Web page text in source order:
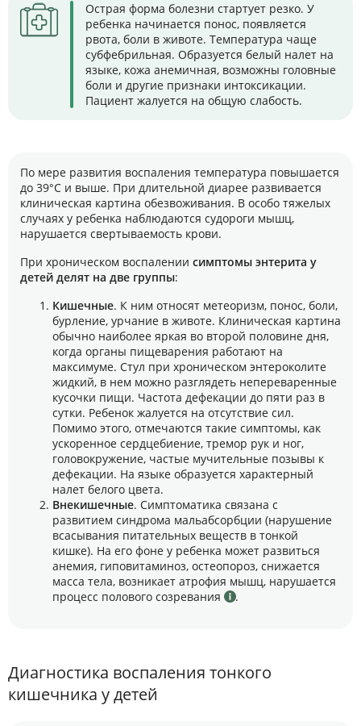
Острая форма болезни стартует резко. У
ребенка начинается понос, появляется
рвота, боли в животе. Температура чаще
субфебрильная. Образуется белый налет на
языке, кожа анемичная, возможны головные
боли и другие признаки интоксикации.
Пациент жалуется на общую слабость.
По мере развития воспаления температура повышается
до 39°С и выше. При длительной диарее развивается
клиническая картина обезвоживания. В особо тяжелых
случаях у ребенка наблюдаются судороги мышц,
нарушается свертываемость крови.
При хроническом воспалении симптомы энтерита у
детей делят на две группы:
Кишечные. К ним относят метеоризм, понос, боли,
бурление, урчание в животе. Клиническая картина
обычно наиболее яркая во второй половине дня,
когда органы пищеварения работают на
максимуме. Стул при хроническом энтероколите
жидкий, в нем можно разглядеть непереваренные
кусочки пищи. Частота дефекации до пяти раз в
сутки. Ребенок жалуется на отсутствие сил.
Помимо этого, отмечаются такие симптомы, как
ускоренное сердцебиение, тремор рук и ног,
головокружение, частые мучительные позывы к
дефекации. На языке образуется характерный
налет белого цвета.
Внекишечные. Симптоматика связана с
развитием синдрома мальабсорбции (нарушение
всасывания питательных веществ в тонкой
кишке). На его фоне у ребенка может развиться
анемия, гиповитаминоз, остеопороз, снижается
масса тела, возникает атрофия мышц, нарушается
процесс полового созревания
.
Диагностика воспаления тонкого
кишечника у детей